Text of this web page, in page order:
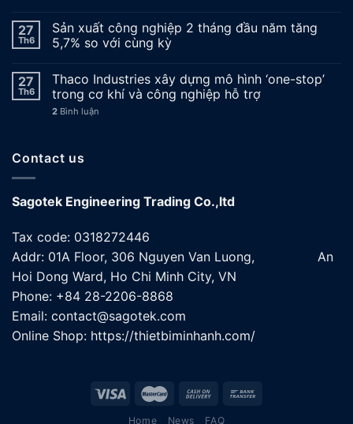
27
Th6
Sản xuất công nghiệp 2 tháng đầu năm tăng
5,7% so với cùng kỳ
27
Th6
Thaco Industries xây dựng mô hình ‘one-stop’
trong cơ khí và công nghiệp hỗ trợ
2 Bình luận
Contact us
Sagotek Engineering Trading Co.,ltd
Tax code: 0318272446
Addr: 01A Floor, 306 Nguyen Van Luong, An
Hoi Dong Ward, Ho Chi Minh City, VN
Phone: +84 28-2206-8868
Email: contact@sagotek.com
Online Shop: https://thietbiminhanh.com/
Home News FAQ